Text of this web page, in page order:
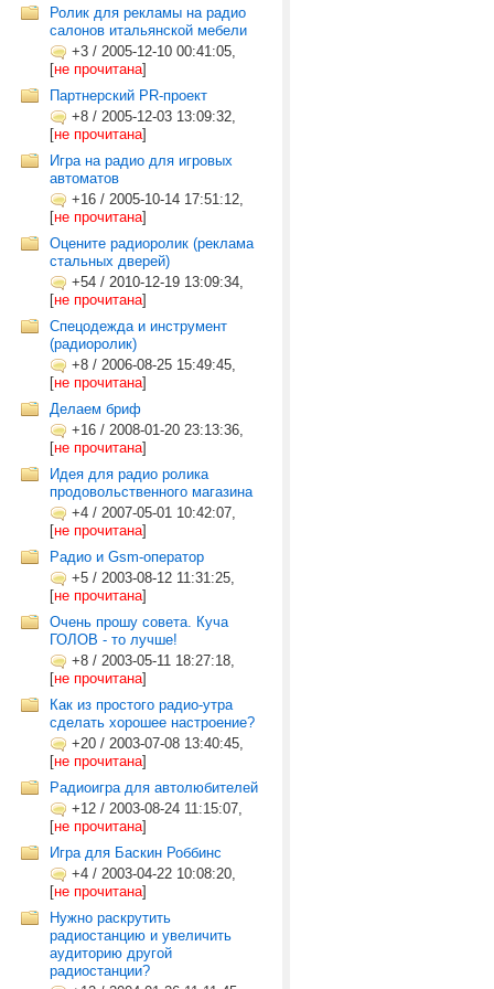
Ролик для рекламы на радио
салонов итальянской мебели
+3 / 2005-12-10 00:41:05,
[не прочитана]
Партнерский PR-проект
+8 / 2005-12-03 13:09:32,
[не прочитана]
Игра на радио для игровых
автоматов
+16 / 2005-10-14 17:51:12,
[не прочитана]
Оцените радиоролик (реклама
стальных дверей)
+54 / 2010-12-19 13:09:34,
[не прочитана]
Спецодежда и инструмент
(радиоролик)
+8 / 2006-08-25 15:49:45,
[не прочитана]
Делаем бриф
+16 / 2008-01-20 23:13:36,
[не прочитана]
Идея для радио ролика
продовольственного магазина
+4 / 2007-05-01 10:42:07,
[не прочитана]
Радио и Gsm-оператор
+5 / 2003-08-12 11:31:25,
[не прочитана]
Очень прошу совета. Куча
ГОЛОВ - то лучше!
+8 / 2003-05-11 18:27:18,
[не прочитана]
Как из простого радио-утра
сделать хорошее настроение?
+20 / 2003-07-08 13:40:45,
[не прочитана]
Радиоигра для автолюбителей
+12 / 2003-08-24 11:15:07,
[не прочитана]
Игра для Баскин Роббинс
+4 / 2003-04-22 10:08:20,
[не прочитана]
Нужно раскрутить
радиостанцию и увеличить
аудиторию другой
радиостанции?